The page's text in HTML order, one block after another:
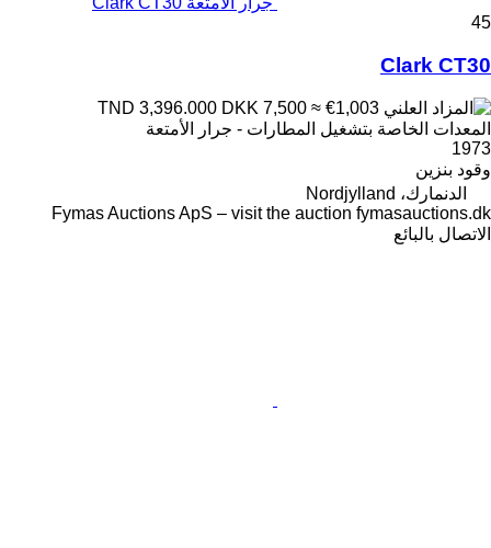
45
Clark CT30
DKK 7,500 ≈ €1,003
المعدات الخاصة بتشغيل المطارات - جرار الأمتعة
1973
وقود بنزين
الدنمارك، Nordjylland
Fymas Auctions ApS – visit the auction fymasauctions.dk
الاتصال بالبائع